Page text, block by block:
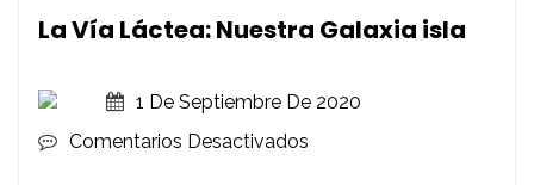
La Vía Láctea: Nuestra Galaxia isla
1 De Septiembre De 2020
Comentarios Desactivados